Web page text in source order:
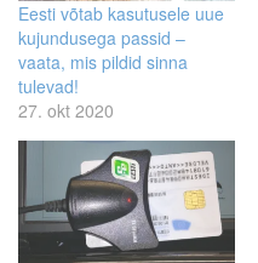
Eesti võtab kasutusele uue
kujundusega passid –
vaata, mis pildid sinna
tulevad!
27. okt 2020